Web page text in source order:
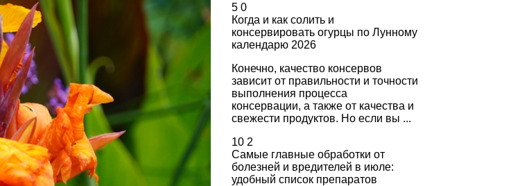
5 0
Когда и как солить и
консервировать огурцы по Лунному
календарю 2026
Конечно, качество консервов
зависит от правильности и точности
выполнения процесса
консервации, а также от качества и
свежести продуктов. Но если вы ...
10 2
Самые главные обработки от
болезней и вредителей в июле:
удобный список препаратов